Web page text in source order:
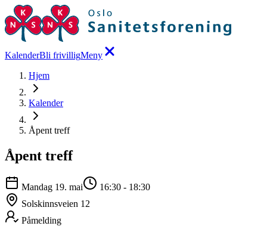
KalenderBli frivilligMeny
Hjem
Kalender
Åpent treff
Åpent treff
Mandag 19. mai 16:30 - 18:30
Solskinnsveien 12
Påmelding